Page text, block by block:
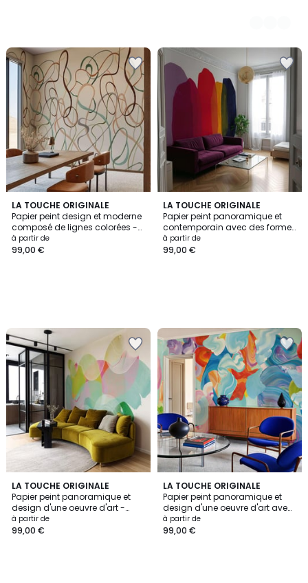
LA TOUCHE ORIGINALE
Papier peint design et moderne
composé de lignes colorées -
510x260 cm (l x h)
à partir de
99,00 €
LA TOUCHE ORIGINALE
Papier peint panoramique et
contemporain avec des formes
colorées et abstraites - 85x260
cm (l x h)
à partir de
99,00 €
LA TOUCHE ORIGINALE
Papier peint panoramique et
design d'une oeuvre d'art -
85x260 cm (l x h)
à partir de
99,00 €
LA TOUCHE ORIGINALE
Papier peint panoramique et
design d'une oeuvre d'art avec
coups de pinceaux - 340x260
cm (l x h)
à partir de
99,00 €